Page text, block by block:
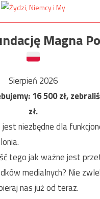
Magna
Sierpień 2026
16 500zł,
zł.
niezbędne dla
tego jak ważne jest
medialnych? Nie
nas już od teraz.